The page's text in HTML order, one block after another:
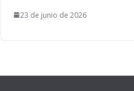
23 de junio de 2026